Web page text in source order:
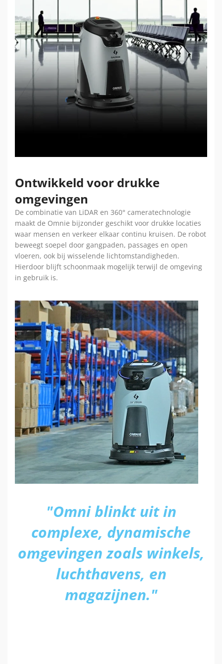
Ontwikkeld voor drukke
omgevingen
De combinatie van LiDAR en 360° cameratechnologie
maakt de Omnie bijzonder geschikt voor drukke locaties
waar mensen en verkeer elkaar continu kruisen. De robot
beweegt soepel door gangpaden, passages en open
vloeren, ook bij wisselende lichtomstandigheden.
Hierdoor blijft schoonmaak mogelijk terwijl de omgeving
in gebruik is.
"Omni blinkt uit in
complexe, dynamische
omgevingen zoals winkels,
luchthavens, en
magazijnen."